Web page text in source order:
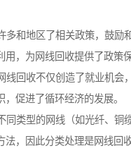
多和地区了相关政策，鼓励
用，为网线回收提供了政策保
线回收不仅创造了就业机会
，促进了循环经济的发展。
同类型的网线（如光纤、铜
法，因此分类处理是网线回